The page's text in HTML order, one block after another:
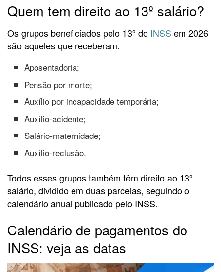
Quem tem direito ao 13º salário?
Os grupos beneficiados pelo 13º do INSS em 2026
são aqueles que receberam:
Aposentadoria;
Pensão por morte;
Auxílio por incapacidade temporária;
Auxílio-acidente;
Salário-maternidade;
Auxílio-reclusão.
Todos esses grupos também têm direito ao 13º
salário, dividido em duas parcelas, seguindo o
calendário anual publicado pelo INSS.
Calendário de pagamentos do
INSS: veja as datas